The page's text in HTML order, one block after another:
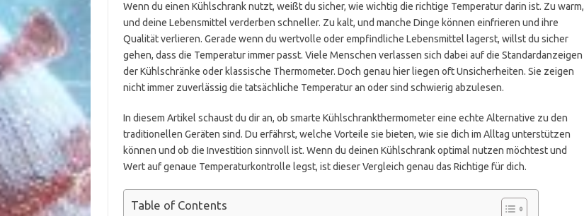
Wenn du einen Kühlschrank nutzt, weißt du sicher, wie wichtig die richtige Temperatur darin ist. Zu warm,
und deine Lebensmittel verderben schneller. Zu kalt, und manche Dinge können einfrieren und ihre
Qualität verlieren. Gerade wenn du wertvolle oder empfindliche Lebensmittel lagerst, willst du sicher
gehen, dass die Temperatur immer passt. Viele Menschen verlassen sich dabei auf die Standardanzeigen
der Kühlschränke oder klassische Thermometer. Doch genau hier liegen oft Unsicherheiten. Sie zeigen
nicht immer zuverlässig die tatsächliche Temperatur an oder sind schwierig abzulesen.
In diesem Artikel schaust du dir an, ob smarte Kühlschrankthermometer eine echte Alternative zu den
traditionellen Geräten sind. Du erfährst, welche Vorteile sie bieten, wie sie dich im Alltag unterstützen
können und ob die Investition sinnvoll ist. Wenn du deinen Kühlschrank optimal nutzen möchtest und
Wert auf genaue Temperaturkontrolle legst, ist dieser Vergleich genau das Richtige für dich.
Table of Contents